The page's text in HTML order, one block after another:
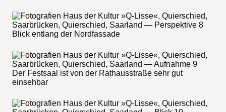
Blick entlang der Nordfassade
Der Festsaal ist von der Rathausstraße sehr gut
einsehbar